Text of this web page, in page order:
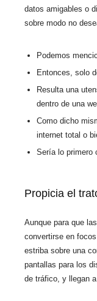
datos amigables o
sobre modo no
Podemos
Entonces, solo
Resulta una
dentro de una
Como dicho
internet total o
Serí­a lo primero
Propicia el
Aunque para que
convertirse en
estriba sobre una
pantallas para los
de tráfico, y llegan